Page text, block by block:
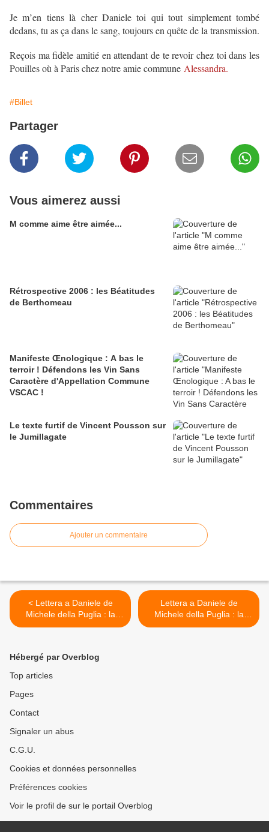
Je m’en tiens là cher Daniele toi qui tout simplement tombé
dedans, tu as ça dans le sang, toujours en quête de la transmission.
Reçois ma fidèle amitié en attendant de te revoir chez toi dans les
Pouilles où à Paris chez notre amie commune Alessandra.
#Billet
Partager
Vous aimerez aussi
M comme aime être aimée...
Rétrospective 2006 : les Béatitudes
de Berthomeau
Manifeste Œnologique : A bas le
terroir ! Défendons les Vin Sans
Caractère d'Appellation Commune
VSCAC !
Le texte furtif de Vincent Pousson sur
le Jumillagate
Commentaires
Ajouter un commentaire
< Lettera a Daniele de
Michele della Puglia : la
famosa massa salentina o
Lettera a Daniele de
Michele della Puglia : la
famosa massa salentina o
Hébergé par Overblog
Top articles
Pages
Contact
Signaler un abus
C.G.U.
Cookies et données personnelles
Préférences cookies
Voir le profil de sur le portail Overblog